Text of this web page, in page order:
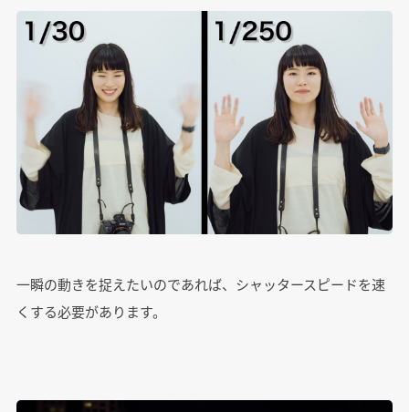
一瞬の動きを捉えたいのであれば、シャッタースピードを速
くする必要があります。